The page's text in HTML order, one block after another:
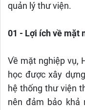
quản lý thư viện.
01 - Lợi ích về mặt
Về mặt nghiệp vụ,
học được xây
hệ thống thư viện
nên đảm bảo khả